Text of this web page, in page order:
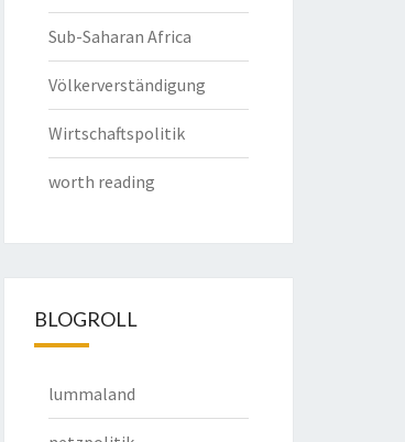
Sub-Saharan Africa
Völkerverständigung
Wirtschaftspolitik
worth reading
BLOGROLL
lummaland